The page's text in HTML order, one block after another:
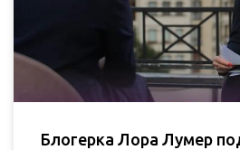
Блогерка Лора Лумер